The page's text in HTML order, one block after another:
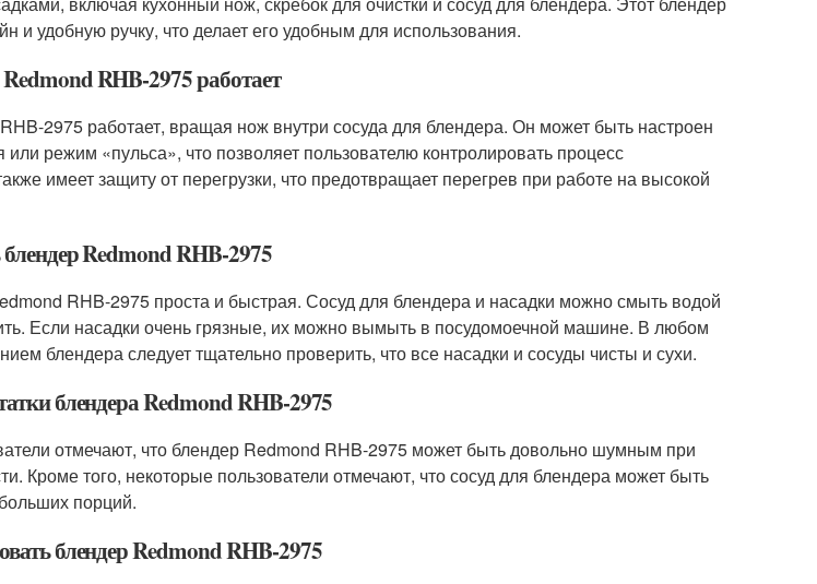
и удобную ручку, что делает его удобным для использования.
RHB-2975 работает
2975 работает, вращая нож внутри сосуда для блендера. Он может быть настроен
режим «пульса», что позволяет пользователю контролировать процесс
имеет защиту от перегрузки, что предотвращает перегрев при работе на высокой
Redmond RHB-2975
RHB-2975 проста и быстрая. Сосуд для блендера и насадки можно смыть водой
Если насадки очень грязные, их можно вымыть в посудомоечной машине. В любом
блендера следует тщательно проверить, что все насадки и сосуды чисты и сухи.
блендера Redmond RHB-2975
отмечают, что блендер Redmond RHB-2975 может быть довольно шумным при
Кроме того, некоторые пользователи отмечают, что сосуд для блендера может быть
порций.
блендер Redmond RHB-2975